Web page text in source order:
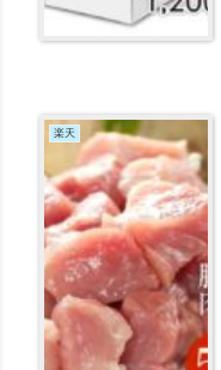
楽天